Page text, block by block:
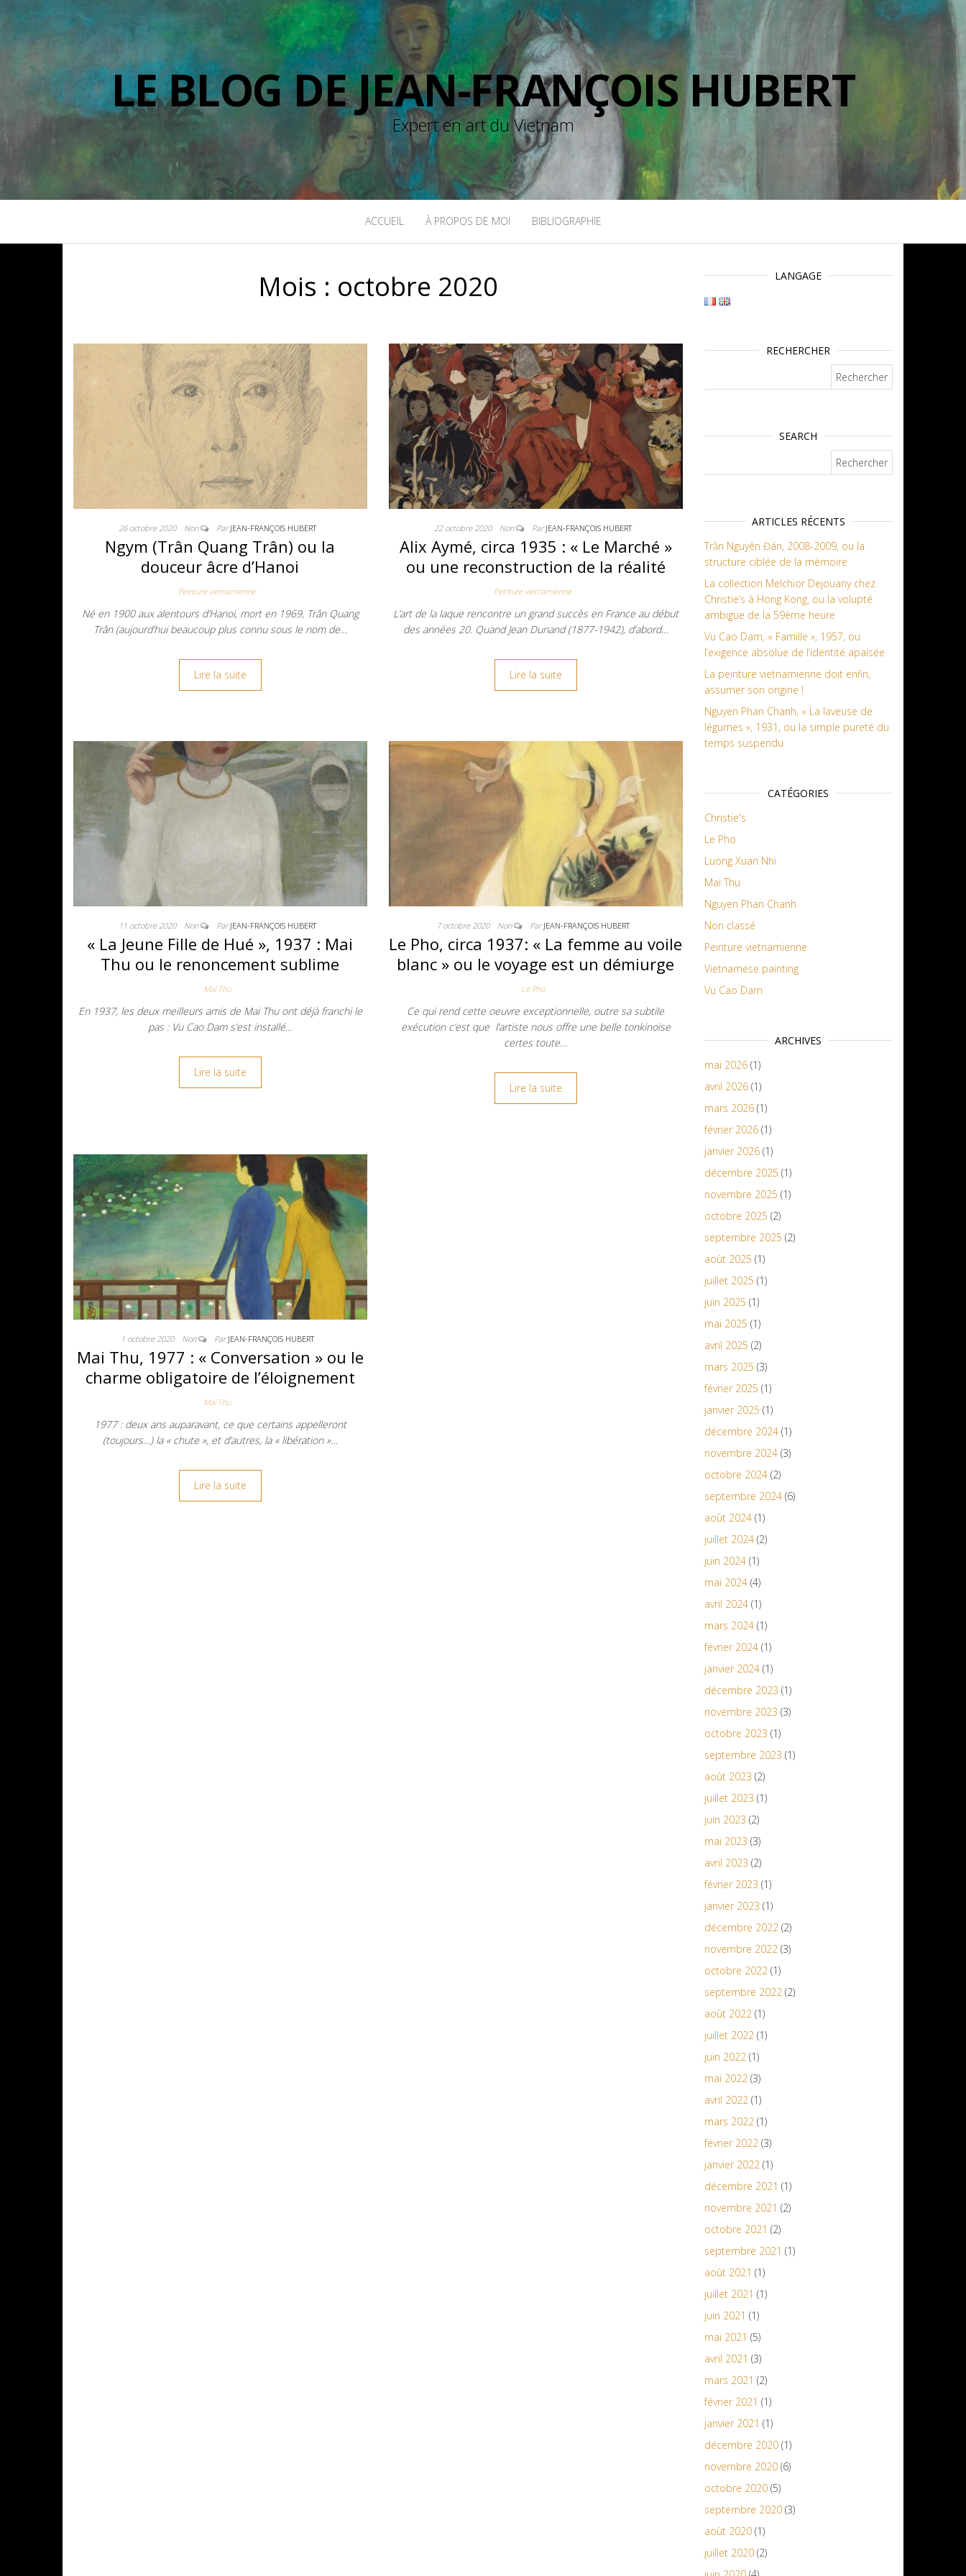
LE BLOG DE JEAN-FRANÇOIS HUBERT
Expert en art du Vietnam
ACCUEIL À PROPOS DE MOI BIBLIOGRAPHIE
Mois : octobre 2020
26 octobre 2020 Non ParJEAN-FRANÇOIS HUBERT
Ngym (Trân Quang Trân) ou la
douceur âcre d’Hanoi
Peinture vietnamienne
Né en 1900 aux alentours d’Hanoi, mort en 1969, Trân Quang
Trân (aujourd’hui beaucoup plus connu sous le nom de…
Lire la suite
22 octobre 2020 Non ParJEAN-FRANÇOIS HUBERT
Alix Aymé, circa 1935 : « Le Marché »
ou une reconstruction de la réalité
Peinture vietnamienne
L’art de la laque rencontre un grand succès en France au début
des années 20. Quand Jean Dunand (1877-1942), d’abord…
Lire la suite
11 octobre 2020 Non ParJEAN-FRANÇOIS HUBERT
« La Jeune Fille de Hué », 1937 : Mai
Thu ou le renoncement sublime
Mai Thu
En 1937, les deux meilleurs amis de Mai Thu ont déjà franchi le
pas : Vu Cao Dam s’est installé…
Lire la suite
7 octobre 2020 Non ParJEAN-FRANÇOIS HUBERT
Le Pho, circa 1937: « La femme au voile
blanc » ou le voyage est un démiurge
Le Pho
Ce qui rend cette oeuvre exceptionnelle, outre sa subtile
exécution c’est que l’artiste nous offre une belle tonkinoise
certes toute…
Lire la suite
1 octobre 2020 Non ParJEAN-FRANÇOIS HUBERT
Mai Thu, 1977 : « Conversation » ou le
charme obligatoire de l’éloignement
Mai Thu
1977 : deux ans auparavant, ce que certains appelleront
(toujours…) la « chute », et d’autres, la « libération »…
Lire la suite
LANGAGE
RECHERCHER
SEARCH
ARTICLES RÉCENTS
Trần Nguyên Đán, 2008-2009, ou la
structure ciblée de la mémoire
La collection Melchior Dejouany chez
Christie’s à Hong Kong, ou la volupté
ambigüe de la 59ème heure
Vu Cao Dam, « Famille », 1957, ou
l’exigence absolue de l’identité apaisée
La peinture vietnamienne doit enfin,
assumer son origine !
Nguyen Phan Chanh, « La laveuse de
légumes », 1931, ou la simple pureté du
temps suspendu
CATÉGORIES
Christie's
Le Pho
Luong Xuan Nhi
Mai Thu
Nguyen Phan Chanh
Non classé
Peinture vietnamienne
Vietnamese painting
Vu Cao Dam
ARCHIVES
mai 2026(1)
avril 2026(1)
mars 2026(1)
février 2026(1)
janvier 2026(1)
décembre 2025 (1)
novembre 2025 (1)
octobre 2025 (2)
septembre 2025 (2)
août 2025 (1)
juillet 2025 (1)
juin 2025 (1)
mai 2025 (1)
avril 2025 (2)
mars 2025 (3)
février 2025 (1)
janvier 2025 (1)
décembre 2024(1)
novembre 2024(3)
octobre 2024(2)
septembre 2024(6)
août 2024(1)
juillet 2024(2)
juin 2024(1)
mai 2024(4)
avril 2024(1)
mars 2024(1)
février 2024(1)
janvier 2024(1)
décembre 2023 (1)
novembre 2023 (3)
octobre 2023 (1)
septembre 2023 (1)
août 2023 (2)
juillet 2023 (1)
juin 2023 (2)
mai 2023 (3)
avril 2023 (2)
février 2023 (1)
janvier 2023 (1)
décembre 2022(2)
novembre 2022(3)
octobre 2022(1)
septembre 2022(2)
août 2022(1)
juillet 2022(1)
juin 2022(1)
mai 2022(3)
avril 2022(1)
mars 2022(1)
février 2022(3)
janvier 2022(1)
décembre 2021 (1)
novembre 2021 (2)
octobre 2021 (2)
septembre 2021 (1)
août 2021 (1)
juillet 2021 (1)
juin 2021 (1)
mai 2021 (5)
avril 2021 (3)
mars 2021 (2)
février 2021 (1)
janvier 2021 (1)
décembre 2020(1)
novembre 2020(6)
octobre 2020(5)
septembre 2020(3)
août 2020(1)
juillet 2020(2)